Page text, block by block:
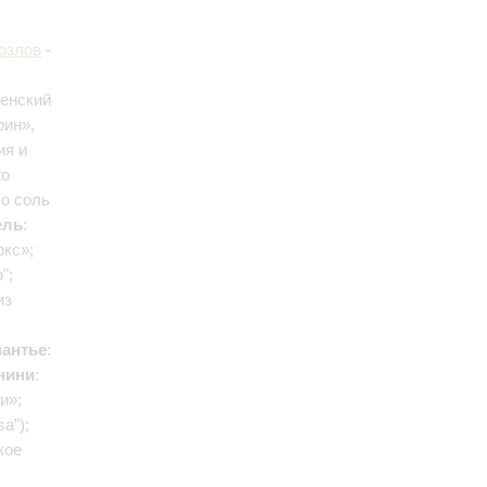
-
и
соль
:
:
: